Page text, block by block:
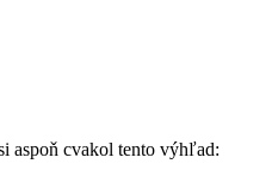
aspoň cvakol tento výhľad: